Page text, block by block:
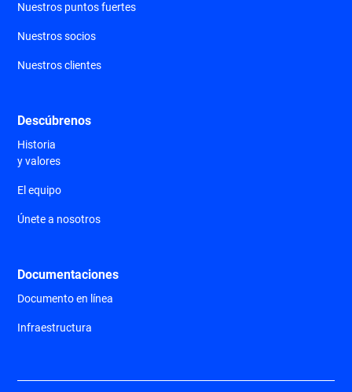
Nuestros puntos fuertes
Nuestros socios
Nuestros clientes
Descúbrenos
Historia
y valores
El equipo
Únete a nosotros
Documentaciones
Documento en línea
Infraestructura